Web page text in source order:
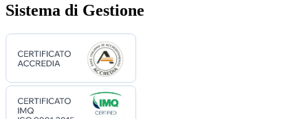
Sistema di Gestione